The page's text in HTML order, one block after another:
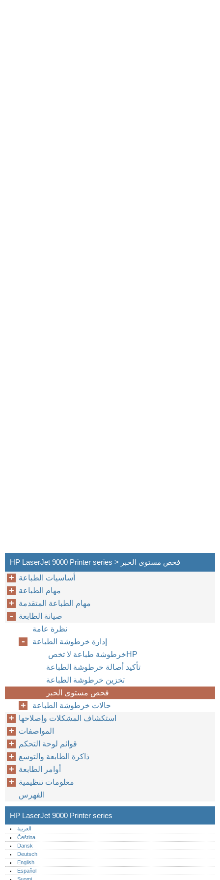
HP LaserJet 9000 Printer series > فحص مستوى الحبر
أساسيات الطباعة
مهام الطباعة
مهام الطباعة المتقدمة
صيانة الطابعة
نظرة عامة
إدارة خرطوشة الطباعة
خرطوشة طباعة لا تخص ‏HP
تأكيد أصالة خرطوشة الطباعة
تخزين خرطوشة الطباعة
فحص مستوى الحبر
حالات خرطوشة الطباعة
استكشاف المشكلات وإصلاحها
المواصفات
قوائم لوحة التحكم
ذاكرة الطابعة والتوسع
أوامر الطابعة
معلومات تنظيمية
الفهرس
HP LaserJet 9000 Printer series
العربية
Čeština
Dansk
Deutsch
English
Español